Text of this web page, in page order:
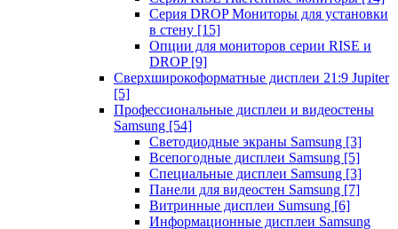
Серия DROP Мониторы для установки
в стену [15]
Опции для мониторов серии RISE и
DROP [9]
Сверхширокоформатные дисплеи 21:9 Jupiter
[5]
Профессиональные дисплеи и видеостены
Samsung [54]
Светодиодные экраны Samsung [3]
Всепогодные дисплеи Samsung [5]
Специальные дисплеи Samsung [3]
Панели для видеостен Samsung [7]
Витринные дисплеи Sumsung [6]
Информационные дисплеи Samsung